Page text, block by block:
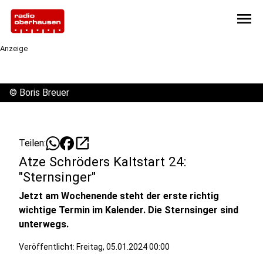
menu
Anzeige
© Boris Breuer
Teilen: open_in_new
Atze Schröders Kaltstart 24:
"Sternsinger"
Jetzt am Wochenende steht der erste richtig
wichtige Termin im Kalender. Die Sternsinger sind
unterwegs.
Veröffentlicht: Freitag, 05.01.2024 00:00